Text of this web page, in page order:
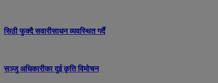
सिठी फुक्दै सवारीसाधन व्यवस्थित गर्दै
सञ्जु अधिकारीका दुई कृति विमोचन